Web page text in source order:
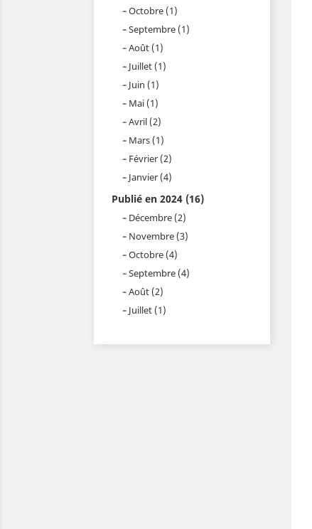
Octobre (1)
Septembre (1)
Août (1)
Juillet (1)
Juin (1)
Mai (1)
Avril (2)
Mars (1)
Février (2)
Janvier (4)
Publié en 2024 (16)
Décembre (2)
Novembre (3)
Octobre (4)
Septembre (4)
Août (2)
Juillet (1)